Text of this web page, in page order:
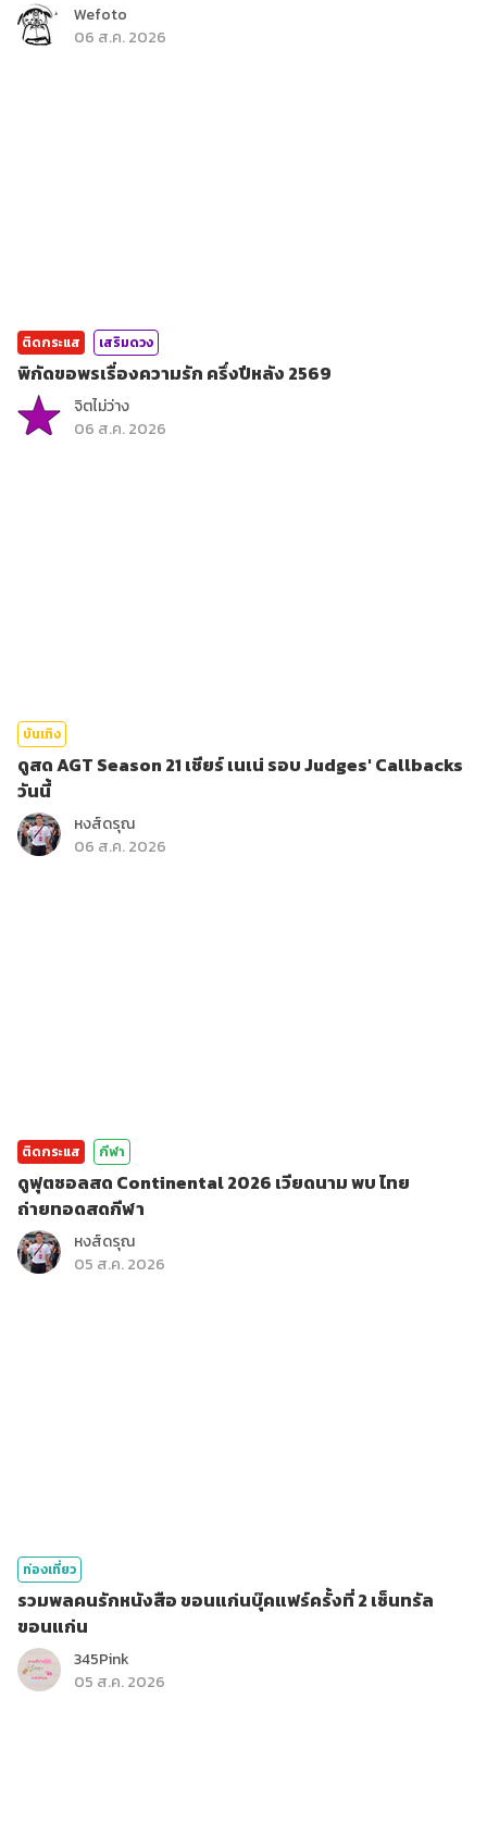
Wefoto
06 ส.ค. 2026
ติดกระแส เสริมดวง
พิกัดขอพรเรื่องความรัก ครึ่งปีหลัง 2569
จิตไม่ว่าง
06 ส.ค. 2026
บันเทิง
ดูสด AGT Season 21 เชียร์ เนเน่ รอบ Judges' Callbacks
วันนี้
หงส์ดรุณ
06 ส.ค. 2026
ติดกระแส กีฬา
ดูฟุตซอลสด Continental 2026 เวียดนาม พบ ไทย
ถ่ายทอดสดกีฬา
หงส์ดรุณ
05 ส.ค. 2026
ท่องเที่ยว
รวมพลคนรักหนังสือ ขอนแก่นบุ๊คแฟร์ครั้งที่ 2 เซ็นทรัล
ขอนแก่น
345Pink
05 ส.ค. 2026